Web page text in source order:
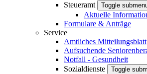
Steueramt
Toggle
Aktuelle
Formulare & Anträge
Service
Amtliches Mitteilungsblatt
Aufsuchende
Notfall - Gesundheit
Sozialdienste
Toggle